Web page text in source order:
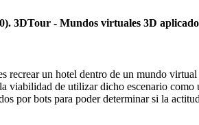
3DTour - Mundos virtuales 3D
un hotel dentro de un mundo
viabilidad de utilizar dicho escenario
por bots para poder determinar si la